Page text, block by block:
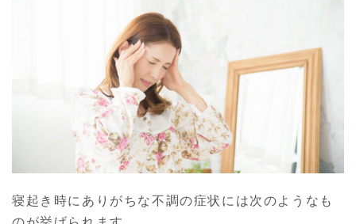
寝起き時にありがちな不調の症状には次のようなも